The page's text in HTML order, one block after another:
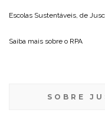
Escolas Sustentáveis, de
Saiba mais sobre o RPA
SOBRE